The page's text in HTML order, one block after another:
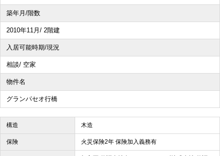
築年月/階数
2010年11月/ 2階建
入居可能時期/現況
相談/ 空家
物件名
グランパセオ行橋
構造 木造
保険 火災保険2年 保険加入義務有